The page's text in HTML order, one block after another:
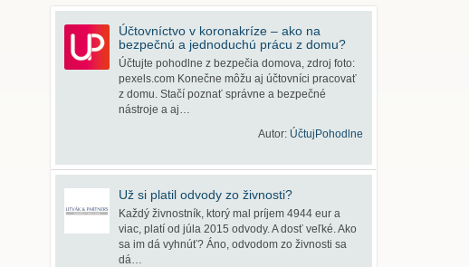
Účtovníctvo v koronakríze – ako na
bezpečnú a jednoduchú prácu z domu?
Účtujte pohodlne z bezpečia domova, zdroj foto:
pexels.com Konečne môžu aj účtovníci pracovať
z domu. Stačí poznať správne a bezpečné
nástroje a aj…
Autor: ÚčtujPohodlne
Už si platil odvody zo živnosti?
Každý živnostník, ktorý mal príjem 4944 eur a
viac, platí od júla 2015 odvody. A dosť veľké. Ako
sa im dá vyhnúť? Áno, odvodom zo živnosti sa
dá…